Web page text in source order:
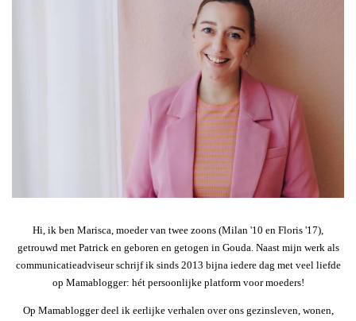
Hi, ik ben Marisca, moeder van twee zoons (Milan '10 en Floris '17),
getrouwd met Patrick en geboren en getogen in Gouda. Naast mijn werk als
communicatieadviseur schrijf ik sinds 2013 bijna iedere dag met veel liefde
op Mamablogger: hét persoonlijke platform voor moeders!
Op Mamablogger deel ik eerlijke verhalen over ons gezinsleven, wonen,